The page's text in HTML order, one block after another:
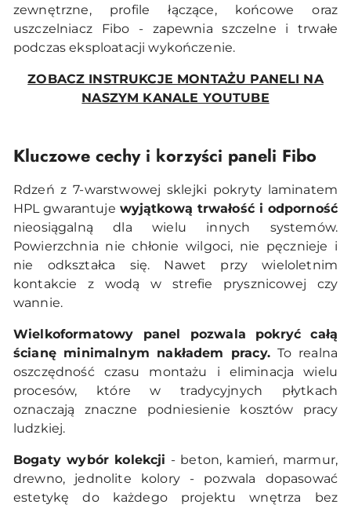
zewnętrzne, profile łączące, końcowe oraz
uszczelniacz Fibo - zapewnia szczelne i trwałe
podczas eksploatacji wykończenie.
ZOBACZ INSTRUKCJE MONTAŻU PANELI NA
NASZYM KANALE YOUTUBE
Kluczowe cechy i korzyści paneli Fibo
Rdzeń z 7-warstwowej sklejki pokryty laminatem
HPL gwarantuje wyjątkową trwałość i odporność
nieosiągalną dla wielu innych systemów.
Powierzchnia nie chłonie wilgoci, nie pęcznieje i
nie odkształca się. Nawet przy wieloletnim
kontakcie z wodą w strefie prysznicowej czy
wannie.
Wielkoformatowy panel pozwala pokryć całą
ścianę minimalnym nakładem pracy.To realna
oszczędność czasu montażu i eliminacja wielu
procesów, które w tradycyjnych płytkach
oznaczają znaczne podniesienie kosztów pracy
ludzkiej.
Bogaty wybór kolekcji - beton, kamień, marmur,
drewno, jednolite kolory - pozwala dopasować
estetykę do każdego projektu wnętrza bez